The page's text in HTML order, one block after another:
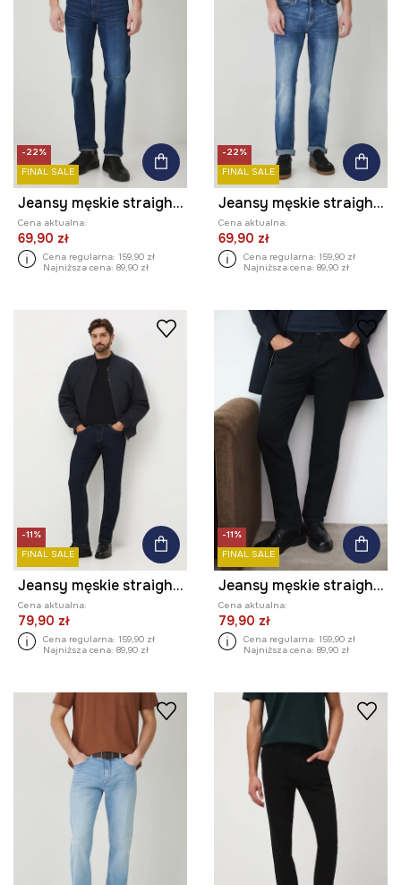
-22%
FINAL SALE
Jeansy męskie straight z przetarciami kolor granatowy
Cena aktualna:
69,90 zł
Cena regularna: 159,90 zł
Najniższa cena: 89,90 zł
-22%
FINAL SALE
Jeansy męskie straight z przetarciami kolor niebieski
Cena aktualna:
69,90 zł
Cena regularna: 159,90 zł
Najniższa cena: 89,90 zł
-11%
FINAL SALE
Jeansy męskie straight z surowego denimu
Cena aktualna:
79,90 zł
Cena regularna: 159,90 zł
Najniższa cena: 89,90 zł
-11%
FINAL SALE
Jeansy męskie straight z surowego denimu
Cena aktualna:
79,90 zł
Cena regularna: 159,90 zł
Najniższa cena: 89,90 zł